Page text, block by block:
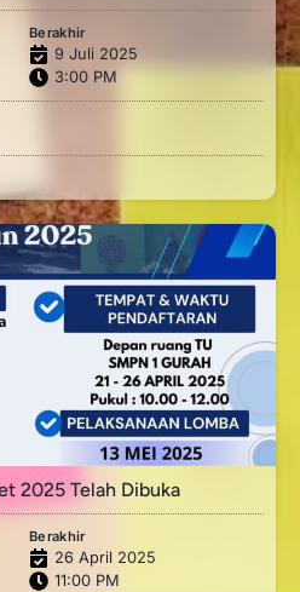
Berakhir
9 Juli 2025
3:00 PM
2025 Telah Dibuka
Berakhir
26 April 2025
11:00 PM